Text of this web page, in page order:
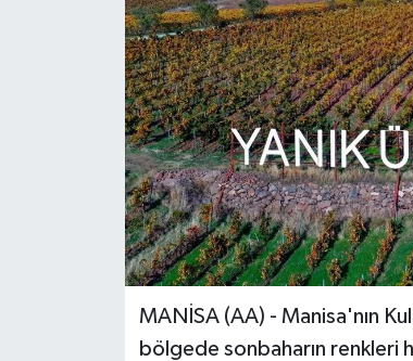
MANİSA (AA) - Manisa'nın
bölgede sonbaharın renkleri